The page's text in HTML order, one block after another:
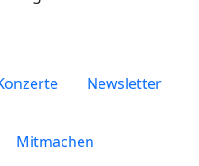
Newsletter
Mitmachen